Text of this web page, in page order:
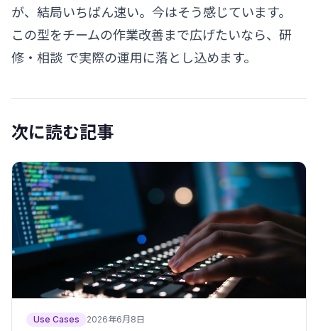
が、結局いちばん速い。今はそう感じています。
この型をチームの作業改善まで広げたいなら、 研
修・相談 で実際の運用に落とし込めます。
次に読む記事
Use Cases 2026年6月8日